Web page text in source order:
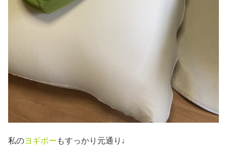
私のヨギボー もすっかり元通り♩